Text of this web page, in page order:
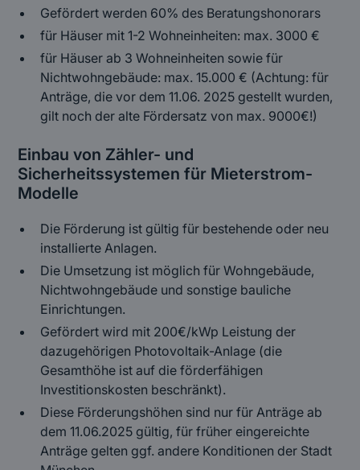
Gefördert werden 60% des Beratungshonorars
für Häuser mit 1-2 Wohneinheiten: max. 3000 €
für Häuser ab 3 Wohneinheiten sowie für
Nichtwohngebäude: max. 15.000 € (Achtung: für
Anträge, die vor dem 11.06. 2025 gestellt wurden,
gilt noch der alte Fördersatz von max. 9000€!)
Einbau von Zähler- und
Sicherheitssystemen für Mieterstrom-
Modelle
Die Förderung ist gültig für bestehende oder neu
installierte Anlagen.
Die Umsetzung ist möglich für Wohngebäude,
Nichtwohngebäude und sonstige bauliche
Einrichtungen.
Gefördert wird mit 200€/kWp Leistung der
dazugehörigen Photovoltaik-Anlage (die
Gesamthöhe ist auf die förderfähigen
Investitionskosten beschränkt).
Diese Förderungshöhen sind nur für Anträge ab
dem 11.06.2025 gültig, für früher eingereichte
Anträge gelten ggf. andere Konditionen der Stadt